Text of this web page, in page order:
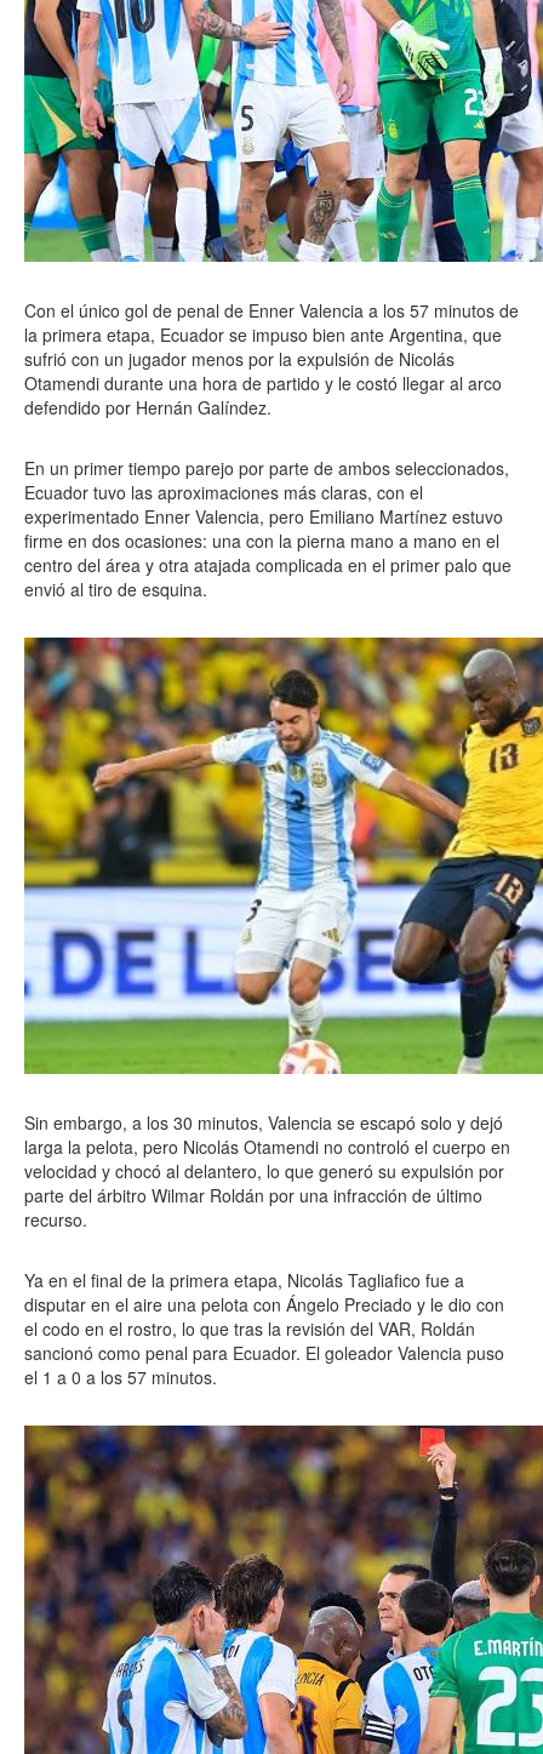
Con el único gol de penal de Enner Valencia a los 57 minutos de
la primera etapa, Ecuador se impuso bien ante Argentina, que
sufrió con un jugador menos por la expulsión de Nicolás
Otamendi durante una hora de partido y le costó llegar al arco
defendido por Hernán Galíndez.
En un primer tiempo parejo por parte de ambos seleccionados,
Ecuador tuvo las aproximaciones más claras, con el
experimentado Enner Valencia, pero Emiliano Martínez estuvo
firme en dos ocasiones: una con la pierna mano a mano en el
centro del área y otra atajada complicada en el primer palo que
envió al tiro de esquina.
Sin embargo, a los 30 minutos, Valencia se escapó solo y dejó
larga la pelota, pero Nicolás Otamendi no controló el cuerpo en
velocidad y chocó al delantero, lo que generó su expulsión por
parte del árbitro Wilmar Roldán por una infracción de último
recurso.
Ya en el final de la primera etapa, Nicolás Tagliafico fue a
disputar en el aire una pelota con Ángelo Preciado y le dio con
el codo en el rostro, lo que tras la revisión del VAR, Roldán
sancionó como penal para Ecuador. El goleador Valencia puso
el 1 a 0 a los 57 minutos.